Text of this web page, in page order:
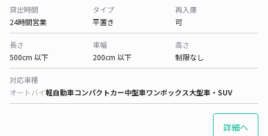
貸出時間
24時間営業
タイプ
平置き
再入庫
可
長さ
500cm 以下
車幅
200cm 以下
高さ
制限なし
対応車種
オートバイ軽自動車コンパクトカー中型車ワンボックス大型車・SUV
詳細へ